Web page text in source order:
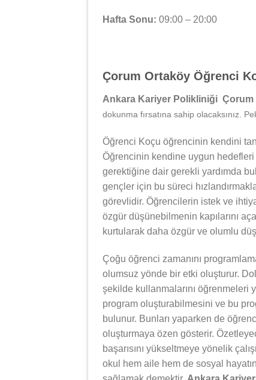
Hafta Sonu: 09:00 – 20:00
Çorum Ortaköy Öğrenci
Ankara Kariyer Polikliniği Çorum
dokunma fırsatına sahip olacaksınız.
Öğrenci Koçu öğrencinin kendini
Öğrencinin kendine uygun
gerektiğine dair gerekli yardımda
gençler için bu süreci
görevlidir. Öğrencilerin istek ve
özgür düşünebilmenin kapılarını
kurtularak daha özgür ve olumlu
Çoğu öğrenci zamanını
olumsuz yönde bir etki oluşturur.
şekilde kullanmalarını öğrenmeleri
program oluşturabilmesini ve bu
bulunur. Bunları yaparken de
oluşturmaya özen gösterir.
başarısını yükseltmeye yönelik
okul hem aile hem de sosyal